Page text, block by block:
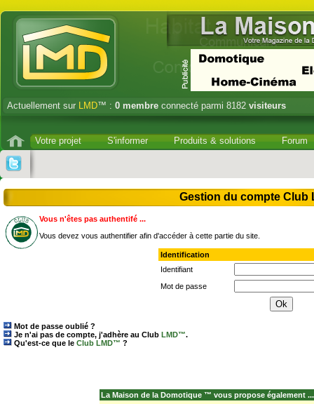
Actuellement sur LMD™ : 0 membre connecté parmi 8182 visiteurs
Votre projet S'informer Produits & solutions Forum
Gestion du compte Club
Vous n'êtes pas authentifé ...
Vous devez vous authentifier afin d'accéder à cette partie du site.
Identification
Identifiant
Mot de passe
Mot de passe oublié ?
Je n'ai pas de compte, j'adhère au Club LMD™.
Qu'est-ce que le Club LMD™ ?
La Maison de la Domotique ™ vous propose également ...